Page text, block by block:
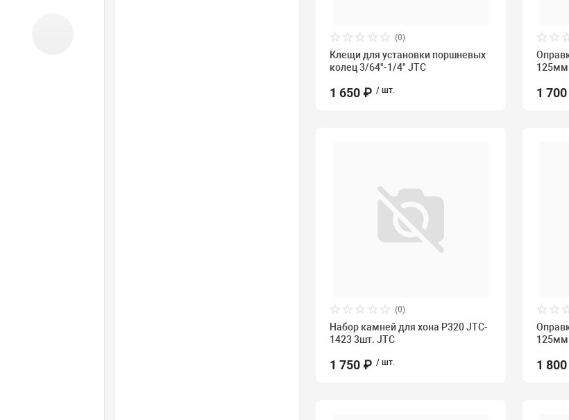
(0)
Клещи для установки поршневых
колец 3/64"-1/4" JTC
1 650 ₽ / шт. 1
(0)
Набор камней для хона P320 JTC-
1423 3шт. JTC
1 750 ₽ / шт.
125мм
1